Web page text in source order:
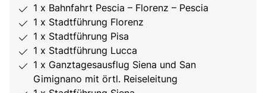
1 x Bahnfahrt Pescia – Florenz – Pescia
1 x Stadtführung Florenz
1 x Stadtführung Pisa
1 x Stadtführung Lucca
1 x Ganztagesausflug Siena und San
Gimignano mit örtl. Reiseleitung